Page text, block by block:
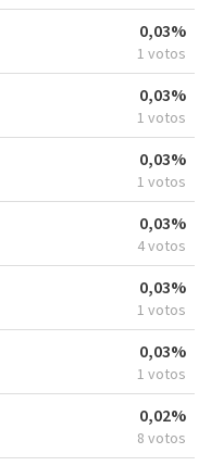
0,03%
1 votos
0,03%
1 votos
0,03%
1 votos
0,03%
4 votos
0,03%
1 votos
0,03%
1 votos
0,02%
8 votos